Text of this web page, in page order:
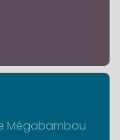
Mégabambou